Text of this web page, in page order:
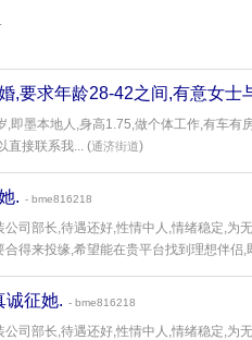
,要求年龄28-42之间,有意女士
,即墨本地人,身高1.75,做个体工作,有车
直接联系我... (通济街道)
. - bme816218
公司部长,待遇还好,性情中人,情绪稳定,为
合得来投缘,希望能在贵平台找到理想伴侣,
诚征她. - bme816218
公司部长,待遇还好,性情中人,情绪稳定,为